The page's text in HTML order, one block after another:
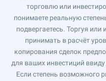
торговлю или
понимаете реальную
подвергаетесь. Торгуя
принимать в расчёт
копирования сделок
для ваших инвестиций
Если степень возможного